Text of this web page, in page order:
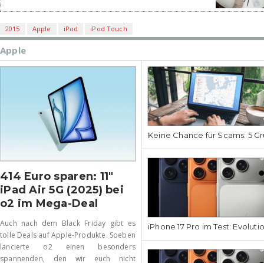
2015 Apple iPod iPod Touch
Apple
414 Euro sparen: 11″
iPad Air 5G (2025) bei
o2 im Mega-Deal
Auch nach dem Black Friday gibt es
tolle Deals auf Apple-Produkte. Soeben
lancierte o2 einen besonders
spannenden, den wir euch nicht
Keine Chance für Scams: 5
iPhone 17 Pro im Test: